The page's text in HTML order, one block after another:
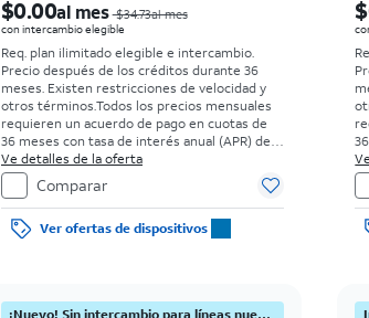
$0.00al mes$34.73al mes
con intercambio elegible
Req. plan ilimitado elegible e intercambio.
Precio después de los créditos durante 36
meses. Existen restricciones de velocidad y
otros términos.Todos los precios mensuales
requieren un acuerdo de pago en cuotas de
36 meses con tasa de interés anual (APR) del
0%. Sin cargo inicial para clientes elegibles y
con buenos antecedentes. El impuesto sobre
el precio de venta normal se paga al momento
de la compra. Existen restricciones.
Ve detalles de la oferta
Comparar
Ver ofertas de dispositivos
el
¡Nuevo! Sin intercambio para líneas nuevas.